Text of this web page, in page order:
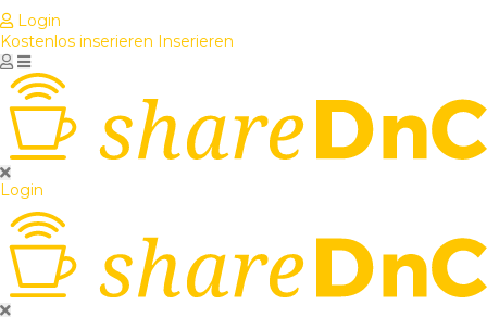
Login
Kostenlos inserieren Inserieren
Login